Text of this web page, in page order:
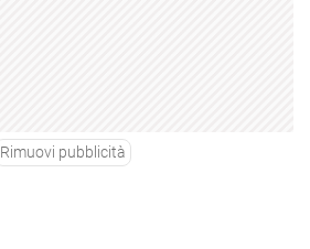
Rimuovi pubblicità